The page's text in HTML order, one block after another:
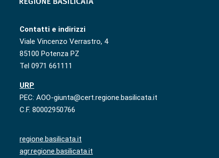
Contatti e indirizzi
Viale Vincenzo Verrastro, 4
85100 Potenza PZ
Tel 0971 661111
URP
PEC: AOO-giunta@cert.regione.basilicata.it
C.F. 80002950766
regione.basilicata.it
agr.regione.basilicata.it